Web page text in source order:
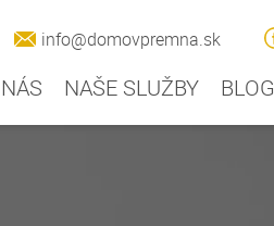
info@domovpremna.sk
NAŠE SLUŽBY BLOG